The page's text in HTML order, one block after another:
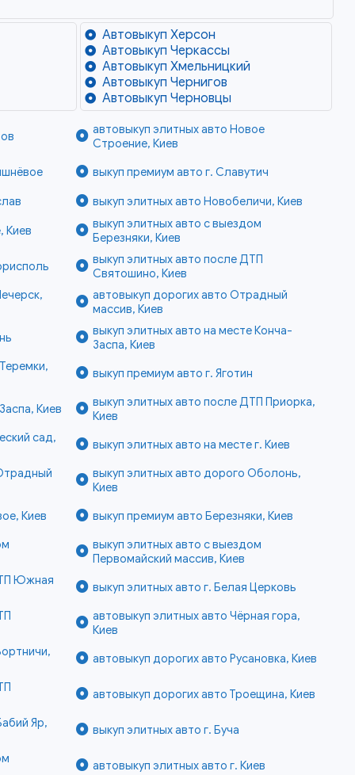
Автовыкуп Херсон
Автовыкуп Черкассы
Автовыкуп Хмельницкий
Автовыкуп Чернигов
Автовыкуп Черновцы
автовыкуп элитных авто Новое
Строение, Киев
выкуп премиум авто г. Славутич
выкуп элитных авто Новобеличи, Киев
Киев
выкуп элитных авто с выездом
Березняки, Киев
выкуп элитных авто после ДТП
Святошино, Киев
автовыкуп дорогих авто Отрадный
массив, Киев
выкуп элитных авто на месте Конча-
Заспа, Киев
выкуп премиум авто г. Яготин
Киев
выкуп элитных авто после ДТП Приорка,
Киев
сад,
выкуп элитных авто на месте г. Киев
выкуп элитных авто дорого Оболонь,
Киев
Киев
выкуп премиум авто Березняки, Киев
выкуп элитных авто с выездом
Первомайский массив, Киев
Южная
выкуп элитных авто г. Белая Церковь
автовыкуп элитных авто Чёрная гора,
Киев
автовыкуп дорогих авто Русановка, Киев
автовыкуп дорогих авто Троещина, Киев
Яр,
выкуп элитных авто г. Буча
автовыкуп элитных авто г. Киев